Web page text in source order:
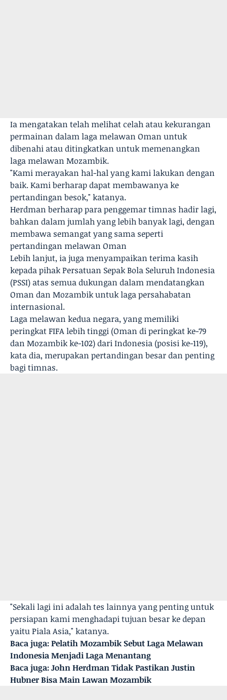
Ia mengatakan telah melihat celah atau kekurangan
permainan dalam laga melawan Oman untuk
dibenahi atau ditingkatkan untuk memenangkan
laga melawan Mozambik.
"Kami merayakan hal-hal yang kami lakukan dengan
baik. Kami berharap dapat membawanya ke
pertandingan besok," katanya.
Herdman berharap para penggemar timnas hadir lagi,
bahkan dalam jumlah yang lebih banyak lagi, dengan
membawa semangat yang sama seperti
pertandingan melawan Oman
Lebih lanjut, ia juga menyampaikan terima kasih
kepada pihak Persatuan Sepak Bola Seluruh Indonesia
(PSSI) atas semua dukungan dalam mendatangkan
Oman dan Mozambik untuk laga persahabatan
internasional.
Laga melawan kedua negara, yang memiliki
peringkat FIFA lebih tinggi (Oman di peringkat ke-79
dan Mozambik ke-102) dari Indonesia (posisi ke-119),
kata dia, merupakan pertandingan besar dan penting
bagi timnas.
"Sekali lagi ini adalah tes lainnya yang penting untuk
persiapan kami menghadapi tujuan besar ke depan
yaitu Piala Asia," katanya.
Baca juga:Pelatih Mozambik Sebut Laga Melawan
Indonesia Menjadi Laga Menantang
Baca juga:John Herdman Tidak Pastikan Justin
Hubner Bisa Main Lawan Mozambik